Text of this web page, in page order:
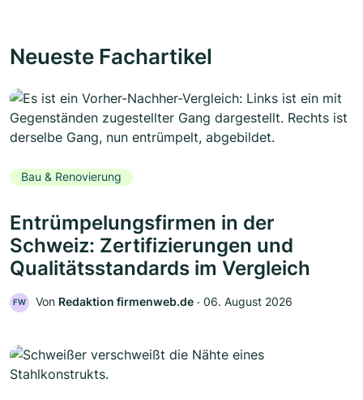
Neueste Fachartikel
Bau & Renovierung
Entrümpelungsfirmen in der
Schweiz: Zertifizierungen und
Qualitätsstandards im Vergleich
FW Von Redaktion firmenweb.de ‧ 06. August 2026